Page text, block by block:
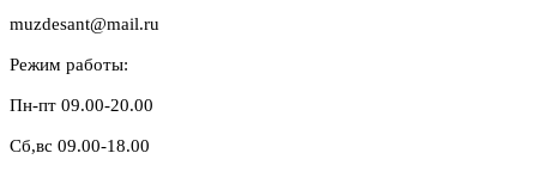
muzdesant@mail.ru
Режим работы:
Пн-пт 09.00-20.00
Сб,вс 09.00-18.00